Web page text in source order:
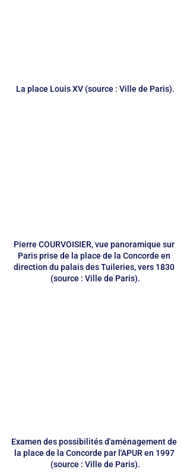
La place Louis XV (source : Ville de Paris).
Pierre COURVOISIER, vue panoramique sur
Paris prise de la place de la Concorde en
direction du palais des Tuileries, vers 1830
(source : Ville de Paris).
Examen des possibilités d'aménagement de
la place de la Concorde par l'APUR en 1997
(source : Ville de Paris).